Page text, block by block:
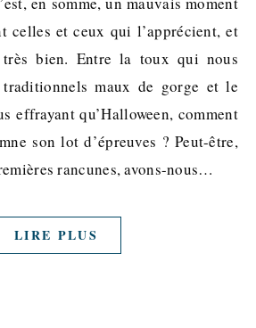
celles et ceux qui l’apprécient, et
bien. Entre la toux qui nous
traditionnels maux de gorge et le
effrayant qu’Halloween, comment
son lot d’épreuves ? Peut-être,
rancunes, avons-nous…
LIRE PLUS